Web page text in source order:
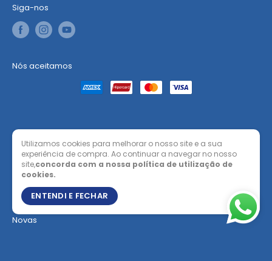
Siga-nos
Nós aceitamos
© Sano
Sano - Comércio de Bens de Consumo, Lda, com sede Rua da
Escola Preparatória, Lote 51, R/C Dto 2350-777 Torres Novas,
pessoa coletiva nº 513509119, que é também o seu número de
matrícula na Conservatória do Registo Comercial de Torres
Novas
Utilizamos cookies para melhorar o nosso site e a sua
experiência de compra. Ao continuar a navegar no nosso
site,concorda com a nossa política de utilização de
cookies.
ENTENDI E FECHAR